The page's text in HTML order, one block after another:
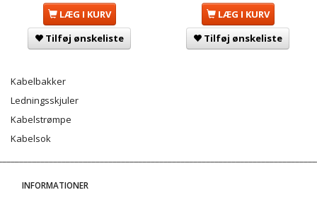
LÆG I KURV
Tilføj ønskeliste
LÆG I KURV
Tilføj ønskeliste
Kabelbakker
Ledningsskjuler
Kabelstrømpe
Kabelsok
INFORMATIONER